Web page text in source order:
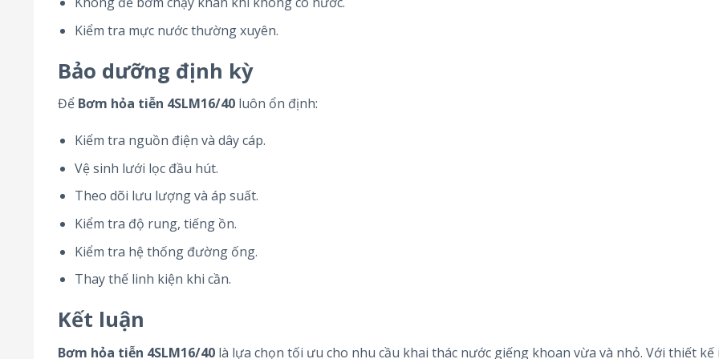
Kiểm tra mực nước thường xuyên.
Bảo dưỡng định kỳ
Để Bơm hỏa tiễn 4SLM16/40 luôn ổn định:
Kiểm tra nguồn điện và dây cáp.
Vệ sinh lưới lọc đầu hút.
Theo dõi lưu lượng và áp suất.
Kiểm tra độ rung, tiếng ồn.
Kiểm tra hệ thống đường ống.
Thay thế linh kiện khi cần.
Kết luận
Bơm hỏa tiễn 4SLM16/40 là lựa chọn tối ưu cho nhu cầu khai thác nước giếng khoan vừa và nhỏ. Với thiết kế